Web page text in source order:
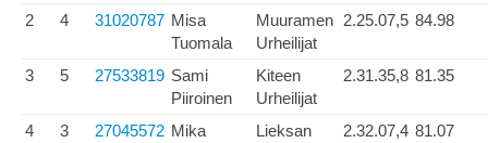
2 4 31020787 Misa
Tuomala
Muuramen
Urheilijat
2.25.07,5 84.98
3 5 27533819 Sami
Piiroinen
Kiteen
Urheilijat
2.31.35,8 81.35
4 3 27045572 Mika
Lieksan
2.32.07,4 81.07